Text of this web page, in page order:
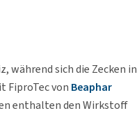
während sich die Zecken in
FiproTec von Beaphar
enthalten den Wirkstoff